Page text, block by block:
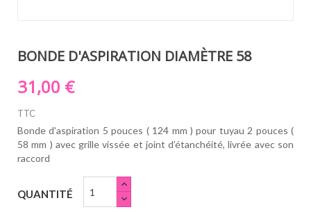
BONDE D'ASPIRATION DIAMÈTRE 58
31,00 €
TTC
Bonde d'aspiration 5 pouces ( 124 mm ) pour tuyau 2 pouces (
58 mm ) avec grille vissée et joint d’étanchéité, livrée avec son
raccord
QUANTITÉ